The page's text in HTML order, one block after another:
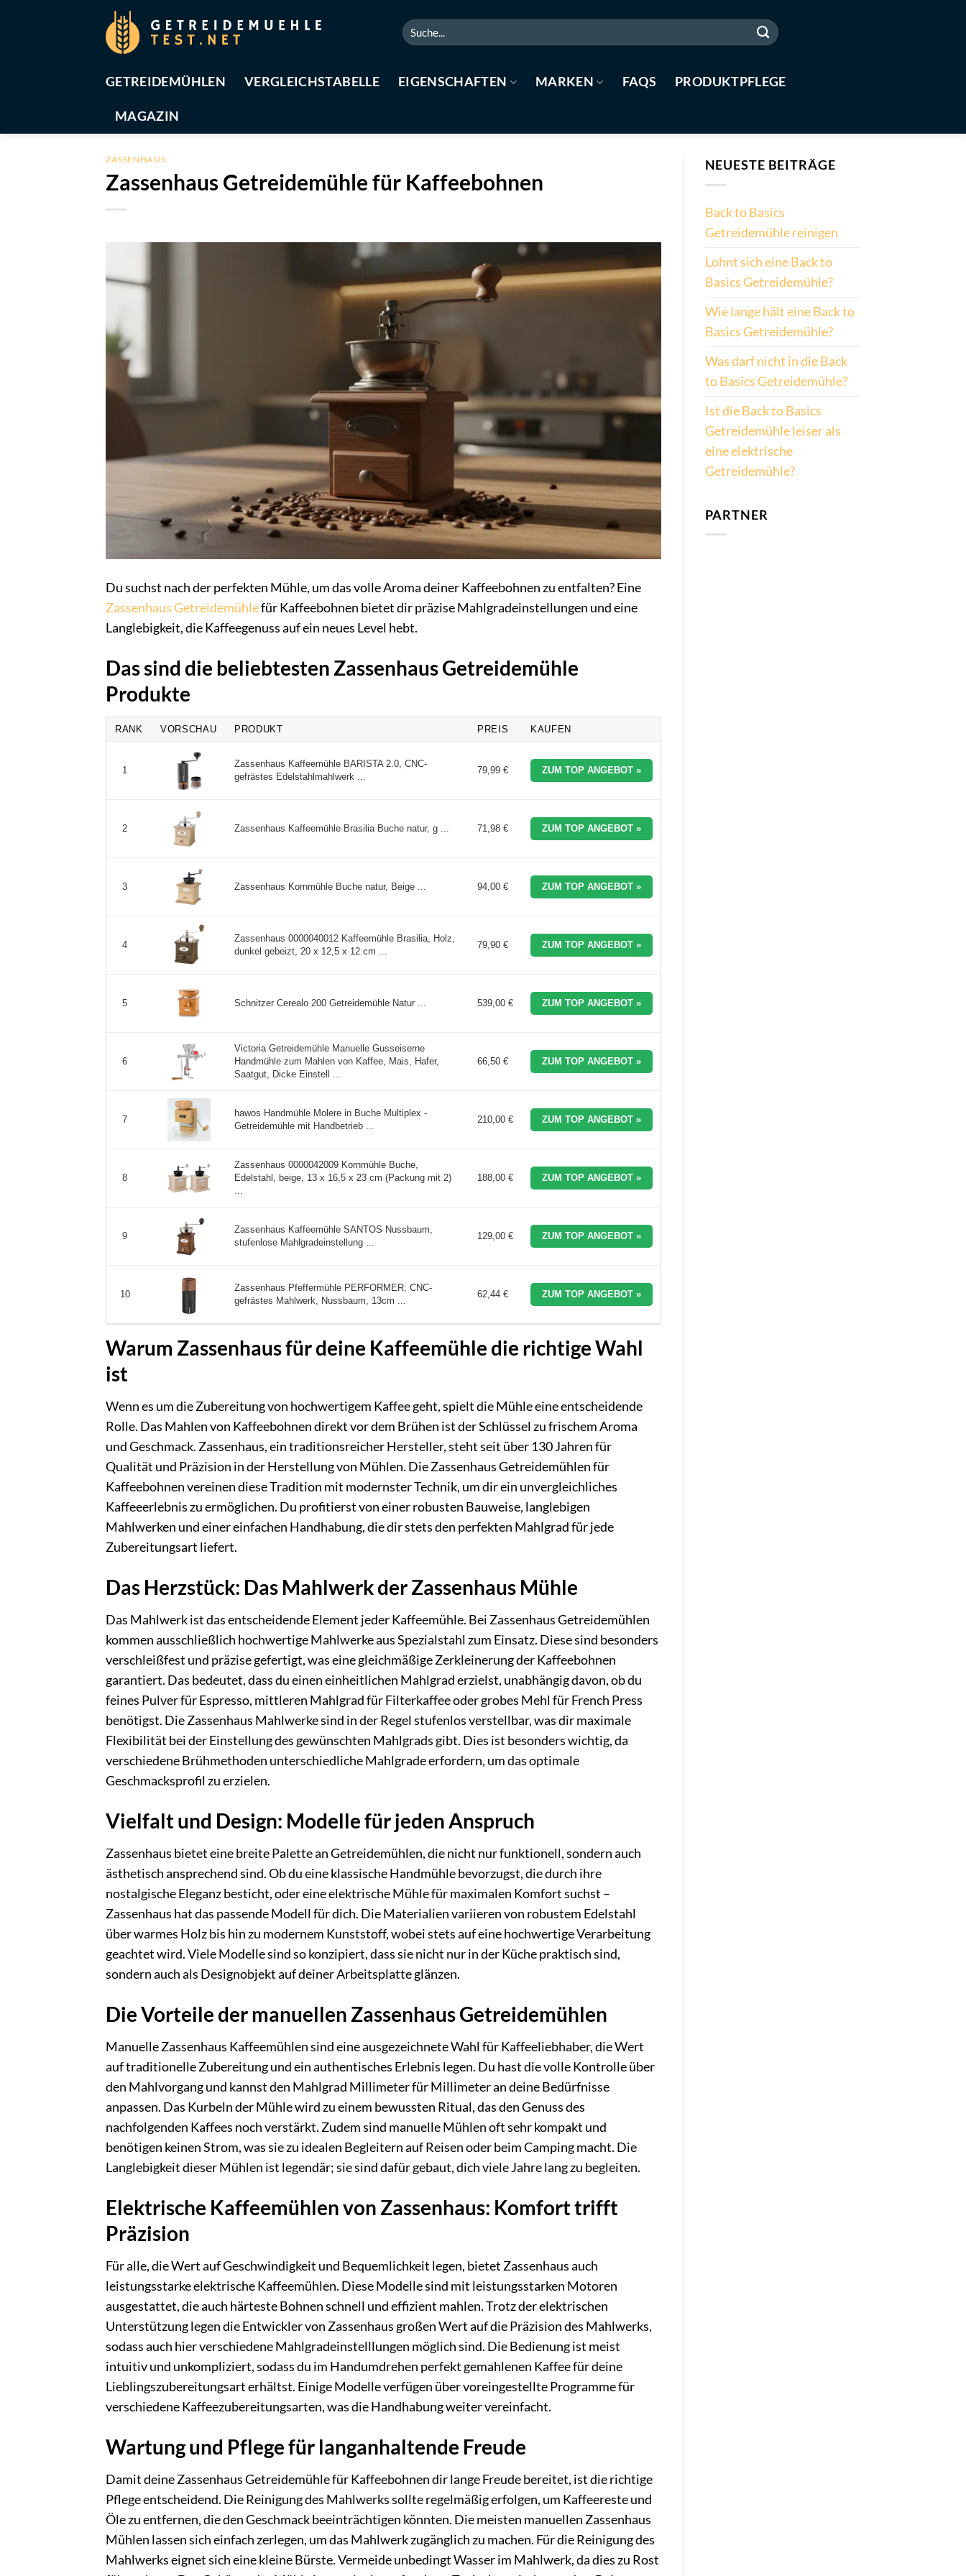
Suchen
nach:
GETREIDEMÜHLEN VERGLEICHSTABELLE EIGENSCHAFTEN MARKEN FAQS PRODUKTPFLEGE
MAGAZIN
ZASSENHAUS
Zassenhaus Getreidemühle für Kaffeebohnen
Du suchst nach der perfekten Mühle, um das volle Aroma deiner Kaffeebohnen zu entfalten? Eine
Zassenhaus Getreidemühlefür Kaffeebohnen bietet dir präzise Mahlgradeinstellungen und eine
Langlebigkeit, die Kaffeegenuss auf ein neues Level hebt.
Das sind die beliebtesten Zassenhaus Getreidemühle
Produkte
RANK VORSCHAU PRODUKT PREIS KAUFEN
1
Zassenhaus Kaffeemühle BARISTA 2.0, CNC-
gefrästes Edelstahlmahlwerk ...
79,99 € ZUM TOP ANGEBOT »
2 Zassenhaus Kaffeemühle Brasilia Buche natur, g ... 71,98 € ZUM TOP ANGEBOT »
3 Zassenhaus Kornmühle Buche natur, Beige ... 94,00 € ZUM TOP ANGEBOT »
4
Zassenhaus 0000040012 Kaffeemühle Brasilia, Holz,
dunkel gebeizt, 20 x 12,5 x 12 cm ...
79,90 € ZUM TOP ANGEBOT »
5 Schnitzer Cerealo 200 Getreidemühle Natur ... 539,00 € ZUM TOP ANGEBOT »
6
Victoria Getreidemühle Manuelle Gusseiserne
Handmühle zum Mahlen von Kaffee, Mais, Hafer,
Saatgut, Dicke Einstell ...
66,50 € ZUM TOP ANGEBOT »
7
hawos Handmühle Molere in Buche Multiplex -
Getreidemühle mit Handbetrieb ...
210,00 € ZUM TOP ANGEBOT »
8
Zassenhaus 0000042009 Kornmühle Buche,
Edelstahl, beige, 13 x 16,5 x 23 cm (Packung mit 2)
...
188,00 € ZUM TOP ANGEBOT »
9
Zassenhaus Kaffeemühle SANTOS Nussbaum,
stufenlose Mahlgradeinstellung ...
129,00 € ZUM TOP ANGEBOT »
10
Zassenhaus Pfeffermühle PERFORMER, CNC-
gefrästes Mahlwerk, Nussbaum, 13cm ...
62,44 € ZUM TOP ANGEBOT »
Warum Zassenhaus für deine Kaffeemühle die richtige Wahl
ist
Wenn es um die Zubereitung von hochwertigem Kaffee geht, spielt die Mühle eine entscheidende
Rolle. Das Mahlen von Kaffeebohnen direkt vor dem Brühen ist der Schlüssel zu frischem Aroma
und Geschmack. Zassenhaus, ein traditionsreicher Hersteller, steht seit über 130 Jahren für
Qualität und Präzision in der Herstellung von Mühlen. Die Zassenhaus Getreidemühlen für
Kaffeebohnen vereinen diese Tradition mit modernster Technik, um dir ein unvergleichliches
Kaffeeerlebnis zu ermöglichen. Du profitierst von einer robusten Bauweise, langlebigen
Mahlwerken und einer einfachen Handhabung, die dir stets den perfekten Mahlgrad für jede
Zubereitungsart liefert.
Das Herzstück: Das Mahlwerk der Zassenhaus Mühle
Das Mahlwerk ist das entscheidende Element jeder Kaffeemühle. Bei Zassenhaus Getreidemühlen
kommen ausschließlich hochwertige Mahlwerke aus Spezialstahl zum Einsatz. Diese sind besonders
verschleißfest und präzise gefertigt, was eine gleichmäßige Zerkleinerung der Kaffeebohnen
garantiert. Das bedeutet, dass du einen einheitlichen Mahlgrad erzielst, unabhängig davon, ob du
feines Pulver für Espresso, mittleren Mahlgrad für Filterkaffee oder grobes Mehl für French Press
benötigst. Die Zassenhaus Mahlwerke sind in der Regel stufenlos verstellbar, was dir maximale
Flexibilität bei der Einstellung des gewünschten Mahlgrads gibt. Dies ist besonders wichtig, da
verschiedene Brühmethoden unterschiedliche Mahlgrade erfordern, um das optimale
Geschmacksprofil zu erzielen.
Vielfalt und Design: Modelle für jeden Anspruch
Zassenhaus bietet eine breite Palette an Getreidemühlen, die nicht nur funktionell, sondern auch
ästhetisch ansprechend sind. Ob du eine klassische Handmühle bevorzugst, die durch ihre
nostalgische Eleganz besticht, oder eine elektrische Mühle für maximalen Komfort suchst –
Zassenhaus hat das passende Modell für dich. Die Materialien variieren von robustem Edelstahl
über warmes Holz bis hin zu modernem Kunststoff, wobei stets auf eine hochwertige Verarbeitung
geachtet wird. Viele Modelle sind so konzipiert, dass sie nicht nur in der Küche praktisch sind,
sondern auch als Designobjekt auf deiner Arbeitsplatte glänzen.
Die Vorteile der manuellen Zassenhaus Getreidemühlen
Manuelle Zassenhaus Kaffeemühlen sind eine ausgezeichnete Wahl für Kaffeeliebhaber, die Wert
auf traditionelle Zubereitung und ein authentisches Erlebnis legen. Du hast die volle Kontrolle über
den Mahlvorgang und kannst den Mahlgrad Millimeter für Millimeter an deine Bedürfnisse
anpassen. Das Kurbeln der Mühle wird zu einem bewussten Ritual, das den Genuss des
nachfolgenden Kaffees noch verstärkt. Zudem sind manuelle Mühlen oft sehr kompakt und
benötigen keinen Strom, was sie zu idealen Begleitern auf Reisen oder beim Camping macht. Die
Langlebigkeit dieser Mühlen ist legendär; sie sind dafür gebaut, dich viele Jahre lang zu begleiten.
Elektrische Kaffeemühlen von Zassenhaus: Komfort trifft
Präzision
Für alle, die Wert auf Geschwindigkeit und Bequemlichkeit legen, bietet Zassenhaus auch
leistungsstarke elektrische Kaffeemühlen. Diese Modelle sind mit leistungsstarken Motoren
ausgestattet, die auch härteste Bohnen schnell und effizient mahlen. Trotz der elektrischen
Unterstützung legen die Entwickler von Zassenhaus großen Wert auf die Präzision des Mahlwerks,
sodass auch hier verschiedene Mahlgradeinstelllungen möglich sind. Die Bedienung ist meist
intuitiv und unkompliziert, sodass du im Handumdrehen perfekt gemahlenen Kaffee für deine
Lieblingszubereitungsart erhältst. Einige Modelle verfügen über voreingestellte Programme für
verschiedene Kaffeezubereitungsarten, was die Handhabung weiter vereinfacht.
Wartung und Pflege für langanhaltende Freude
Damit deine Zassenhaus Getreidemühle für Kaffeebohnen dir lange Freude bereitet, ist die richtige
Pflege entscheidend. Die Reinigung des Mahlwerks sollte regelmäßig erfolgen, um Kaffeereste und
Öle zu entfernen, die den Geschmack beeinträchtigen könnten. Die meisten manuellen Zassenhaus
Mühlen lassen sich einfach zerlegen, um das Mahlwerk zugänglich zu machen. Für die Reinigung des
Mahlwerks eignet sich eine kleine Bürste. Vermeide unbedingt Wasser im Mahlwerk, da dies zu Rost
NEUESTE BEITRÄGE
Back to Basics
Getreidemühle reinigen
Lohnt sich eine Back to
Basics Getreidemühle?
Wie lange hält eine Back to
Basics Getreidemühle?
Was darf nicht in die Back
to Basics Getreidemühle?
Ist die Back to Basics
Getreidemühle leiser als
eine elektrische
Getreidemühle?
PARTNER